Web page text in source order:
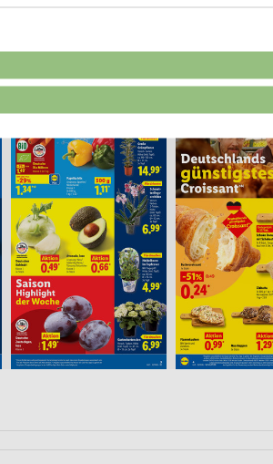
Daten aus verschiedenen